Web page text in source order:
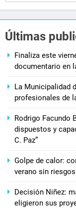
Últimas
Finaliza este
documentario en
La Municipalidad
profesionales de
Rodrigo Facundo
dispuestos y
C. Paz”
Golpe de calor:
verano sin riesgos
Decisión Niñez:
eligieron sus